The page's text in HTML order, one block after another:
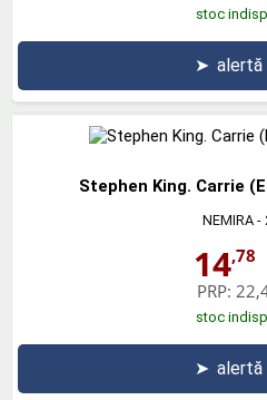
stoc
➤
Stephen King. Carrie
NEMIRA -
14,78
PRP:
stoc
➤